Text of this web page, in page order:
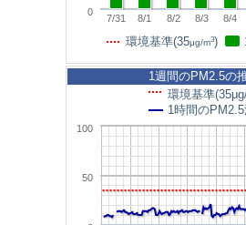
7/31 8/1 8/2 8/3 8/4
0
環境基準(35μg/m3)
50
100
1週間のPM2.5の
環境基準
1時間の